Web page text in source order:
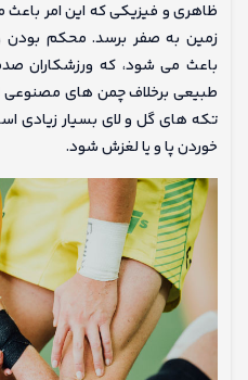
ظاهری و فیزیکی که این امر
زمین به صفر برسد. محکم
باعث می شود، که ورزشکاران
طبیعی برخلاف چمن های مصنوعی
تکه های گل و لای بسیار زیادی
خوردن پا و یا لغزش شود.